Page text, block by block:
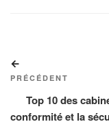
de
l’article
précédent
PRÉCÉDENT
Top 10 des
conformité et la